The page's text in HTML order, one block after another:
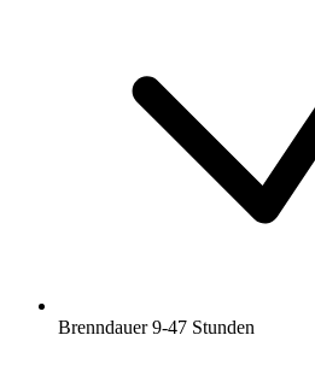
Brenndauer 9-47 Stunden